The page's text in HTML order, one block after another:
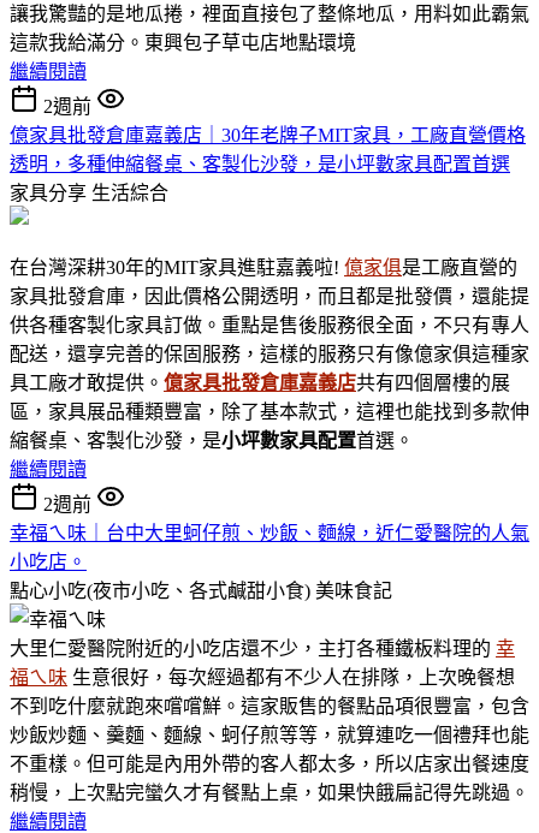
讓我驚豔的是地瓜捲，裡面直接包了整條地瓜，用料如此霸氣
這款我給滿分。東興包子草屯店地點環境
繼續閱讀
2週前
億家具批發倉庫嘉義店｜30年老牌子MIT家具，工廠直營價格
透明，多種伸縮餐桌、客製化沙發，是小坪數家具配置首選
家具分享 生活綜合
在台灣深耕30年的MIT家具進駐嘉義啦! 億家俱是工廠直營的
家具批發倉庫，因此價格公開透明，而且都是批發價，還能提
供各種客製化家具訂做。重點是售後服務很全面，不只有專人
配送，還享完善的保固服務，這樣的服務只有像億家俱這種家
具工廠才敢提供。 億家具批發倉庫嘉義店共有四個層樓的展
區，家具展品種類豐富，除了基本款式，這裡也能找到多款伸
縮餐桌、客製化沙發，是小坪數家具配置首選。
繼續閱讀
2週前
幸福ㄟ味｜台中大里蚵仔煎、炒飯、麵線，近仁愛醫院的人氣
小吃店。
點心小吃(夜市小吃、各式鹹甜小食) 美味食記
大里仁愛醫院附近的小吃店還不少，主打各種鐵板料理的 幸
福ㄟ味 生意很好，每次經過都有不少人在排隊，上次晚餐想
不到吃什麼就跑來嚐嚐鮮。這家販售的餐點品項很豐富，包含
炒飯炒麵、羹麵、麵線、蚵仔煎等等，就算連吃一個禮拜也能
不重樣。但可能是內用外帶的客人都太多，所以店家出餐速度
稍慢，上次點完蠻久才有餐點上桌，如果快餓扁記得先跳過。
繼續閱讀